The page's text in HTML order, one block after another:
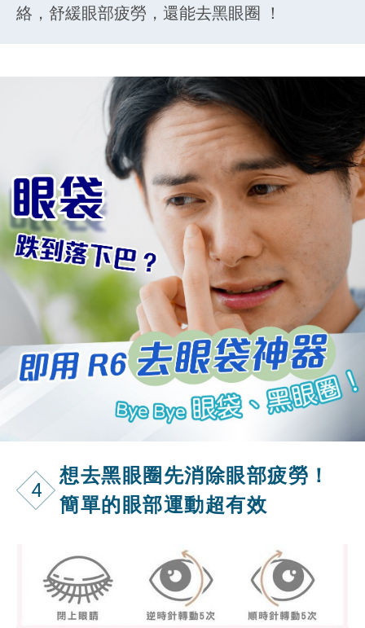
絡，舒緩眼部疲勞，還能去黑眼圈 ！
4
想去黑眼圈先消除眼部疲勞！
簡單的眼部運動超有效